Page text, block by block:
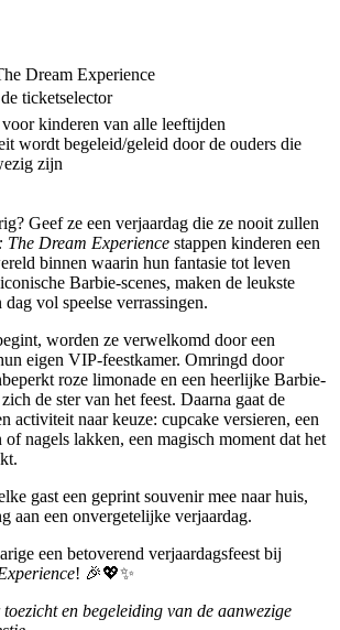
Dream Experience
ticketselector
kinderen van alle leeftijden
wordt begeleid/geleid door de ouders die
zijn
Geef ze een verjaardag die ze nooit zullen
The Dream Experience stappen kinderen een
binnen waarin hun fantasie tot leven
Barbie-scenes, maken de leukste
dag vol speelse verrassingen.
worden ze verwelkomd door een
eigen VIP-feestkamer. Omringd door
roze limonade en een heerlijke Barbie-
de ster van het feest. Daarna gaat de
activiteit naar keuze: cupcake versieren, een
of nagels lakken, een magisch moment dat het
gast een geprint souvenir mee naar huis,
aan een onvergetelijke verjaardag.
een betoverend verjaardagsfeest bij
! 🎉💖✨
en begeleiding van de aanwezige